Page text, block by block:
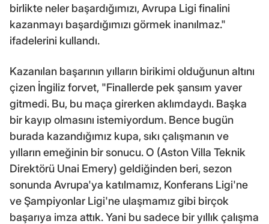
birlikte neler başardığımızı, Avrupa Ligi finalini
kazanmayı başardığımızı görmek inanılmaz."
ifadelerini kullandı.
Kazanılan başarının yılların birikimi olduğunun altını
çizen İngiliz forvet, "Finallerde pek şansım yaver
gitmedi. Bu, bu maça girerken aklımdaydı. Başka
bir kayıp olmasını istemiyordum. Bence bugün
burada kazandığımız kupa, sıkı çalışmanın ve
yılların emeğinin bir sonucu. O (Aston Villa Teknik
Direktörü Unai Emery) geldiğinden beri, sezon
sonunda Avrupa'ya katılmamız, Konferans Ligi'ne
ve Şampiyonlar Ligi'ne ulaşmamız gibi birçok
başarıya imza attık. Yani bu sadece bir yıllık çalışma